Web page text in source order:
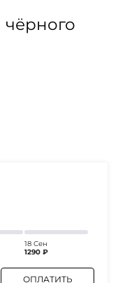
чёрного
18 Сен
1290 ₽
ОПЛАТИТЬ